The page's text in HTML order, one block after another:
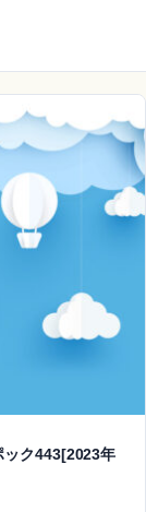
ック443[2023年